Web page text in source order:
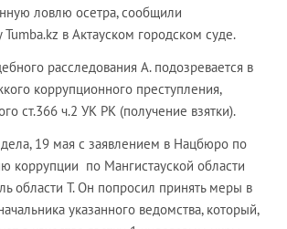
ловлю осетра, сообщили
Tumba.kz в Актауском городском суде.
расследования А. подозревается в
коррупционного преступления,
ст.366 ч.2 УК РК (получение взятки).
19 мая с заявлением в Нацбюро по
коррупции по Мангистауской области
области Т. Он попросил принять меры в
указанного ведомства, который,